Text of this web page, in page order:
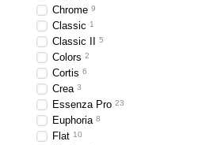
Chrome 9
Classic 1
Classic II 5
Colors 2
Cortis 6
Crea 3
Essenza Pro 23
Euphoria 8
Flat 10